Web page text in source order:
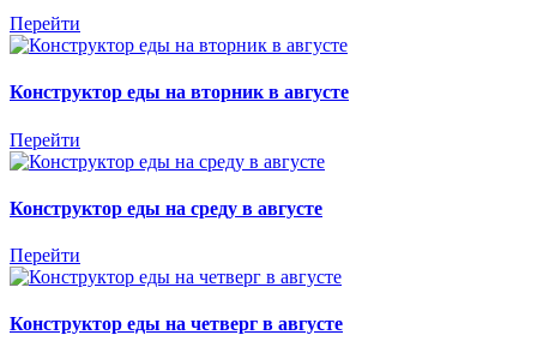
Перейти
Конструктор еды на вторник в августе
Перейти
Конструктор еды на среду в августе
Перейти
Конструктор еды на четверг в августе